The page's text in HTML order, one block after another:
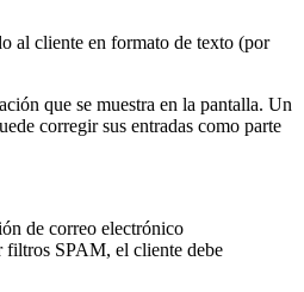
al cliente en formato de texto (por
que se muestra en la pantalla. Un
corregir sus entradas como parte
de correo electrónico
filtros SPAM, el cliente debe